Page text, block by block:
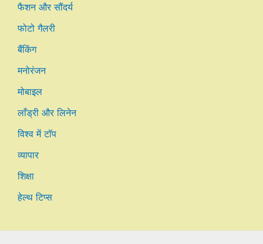
फैशन और सौंदर्य
फोटो गैलरी
बैंकिंग
मनोरंजन
मोबाइल
लाँड्री और लिनेन
विश्व में टॉप
व्यापार
शिक्षा
हेल्थ टिप्स